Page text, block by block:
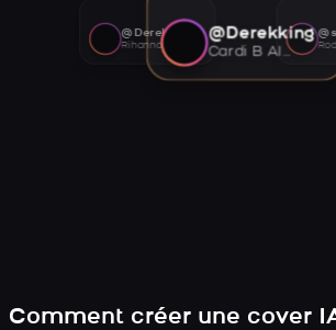
@Derekking
Cardi B AI voice
@Derekking
Rihanna AI voice
Comment créer une cover